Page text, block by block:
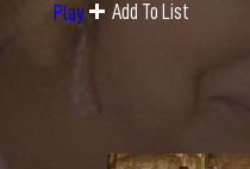
Play
Add To List